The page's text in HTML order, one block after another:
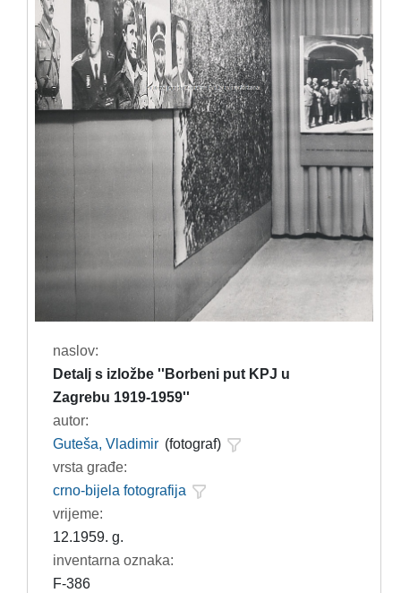
naslov:
Detalj s izložbe ''Borbeni put KPJ u
Zagrebu 1919-1959''
autor:
Guteša, Vladimir (fotograf)
vrsta građe:
crno-bijela fotografija
vrijeme:
12.1959. g.
inventarna oznaka:
F-386